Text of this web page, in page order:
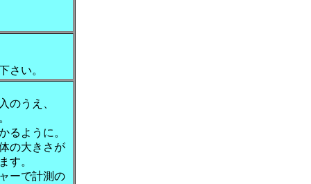
さい。
のうえ、
るように。
の大きさが
す。
ーで計測の